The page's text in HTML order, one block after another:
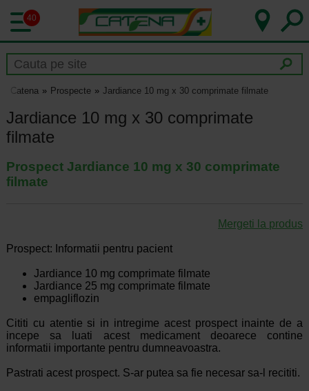
40
Catena Prospecte Jardiance 10 mg x 30 comprimate filmate
Jardiance 10 mg x 30 comprimate
filmate
Prospect Jardiance 10 mg x 30 comprimate
filmate
Mergeti la produs
Prospect: Informatii pentru pacient
Jardiance 10 mg comprimate filmate
Jardiance 25 mg comprimate filmate
empagliflozin
Cititi cu atentie si in intregime acest prospect inainte de a
incepe sa luati acest medicament deoarece contine
informatii importante pentru dumneavoastra.
Pastrati acest prospect. S-ar putea sa fie necesar sa-l recititi.